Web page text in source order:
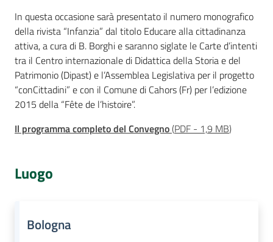
Assemblea
Attività
Argomenti
Per i media
Per i cittadini
In questa occasione sarà presentato il numero monografico
della rivista “Infanzia” dal titolo Educare alla cittadinanza
attiva, a cura di B. Borghi e saranno siglate le Carte d’intenti
tra il Centro internazionale di Didattica della Storia e del
Patrimonio (Dipast) e l’Assemblea Legislativa per il progetto
“conCittadini” e con il Comune di Cahors (Fr) per l’edizione
2015 della “Fête de l’histoire”.
Il programma completo del Convegno(PDF - 1,9 MB)
Luogo
Bologna